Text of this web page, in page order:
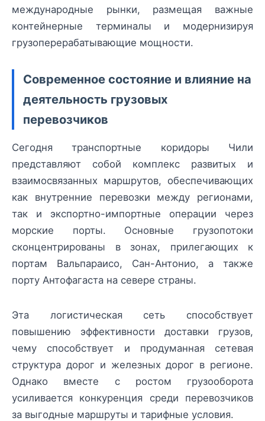
международные рынки, размещая важные
контейнерные терминалы и модернизируя
грузоперерабатывающие мощности.
Современное состояние и влияние на
деятельность грузовых
перевозчиков
Сегодня транспортные коридоры Чили
представляют собой комплекс развитых и
взаимосвязанных маршрутов, обеспечивающих
как внутренние перевозки между регионами,
так и экспортно-импортные операции через
морские порты. Основные грузопотоки
сконцентрированы в зонах, прилегающих к
портам Вальпараисо, Сан-Антонио, а также
порту Антофагаста на севере страны.
Эта логистическая сеть способствует
повышению эффективности доставки грузов,
чему способствует и продуманная сетевая
структура дорог и железных дорог в регионе.
Однако вместе с ростом грузооборота
усиливается конкуренция среди перевозчиков
за выгодные маршруты и тарифные условия.